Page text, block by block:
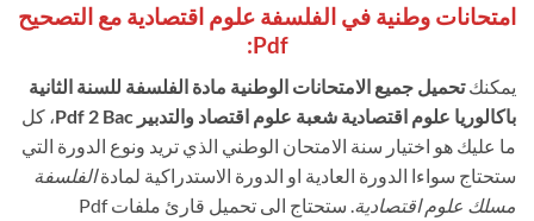
امتحانات وطنية في الفلسفة علوم اقتصادية مع التصحيح
Pdf:
يمكنكتحميل جميع الامتحانات الوطنية مادة الفلسفة للسنة الثانية
باكالوريا علوم اقتصادية شعبة علوم اقتصاد والتدبير Pdf 2 Bac
، كل
ما عليك هو اختيار سنة الامتحان الوطني الذي تريد ونوع الدورة التي
ستحتاج سواءا الدورة العادية او الدورة الاستدراكية لمادةالفلسفة
مسلك علوم اقتصادية
. ستحتاج الى تحميل قارئ ملفات Pdf